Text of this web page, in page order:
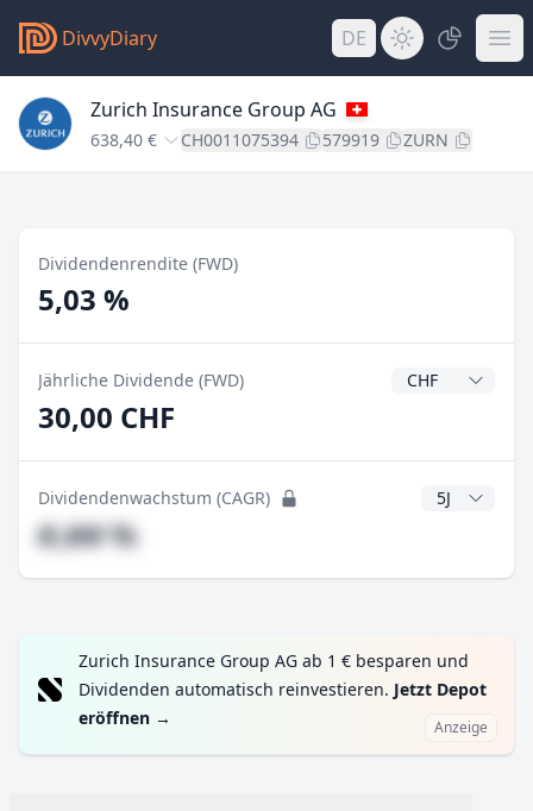
DivvyDiary DE
Zurich Insurance Group AG
638,40 € CH0011075394 579919 ZURN
Dividendenrendite (FWD)
5,03 %
Jährliche Dividende (FWD)
30,00 CHF
Dividendenwachstum (CAGR) CAGR Jahre
#,## %
Zurich Insurance Group AG ab 1 € besparen und
Dividenden automatisch reinvestieren. Jetzt Depot
eröffnen → Anzeige